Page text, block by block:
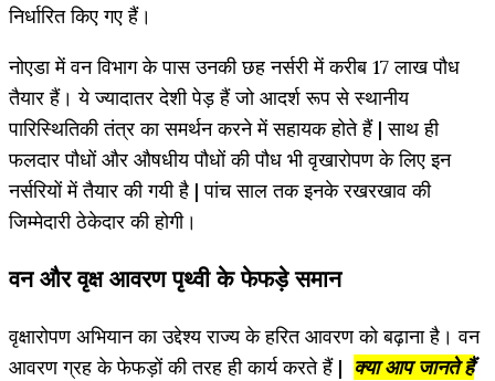
निर्धारित किए गए हैं।
नोएडा में वन विभाग के पास उनकी छह नर्सरी में करीब 17 लाख पौध
तैयार हैं। ये ज्यादातर देशी पेड़ हैं जो आदर्श रूप से स्थानीय
पारिस्थितिकी तंत्र का समर्थन करने में सहायक होते हैं | साथ ही
फलदार पौधों और औषधीय पौधों की पौध भी वृखारोपण के लिए इन
नर्सरियों में तैयार की गयी है | पांच साल तक इनके रखरखाव की
जिम्मेदारी ठेकेदार की होगी।
वन और वृक्ष आवरण पृथ्वी के फेफड़े समान
वृक्षारोपण अभियान का उद्देश्य राज्य के हरित आवरण को बढ़ाना है। वन
आवरण ग्रह के फेफड़ों की तरह ही कार्य करते हैं | क्या आप जानते हैं